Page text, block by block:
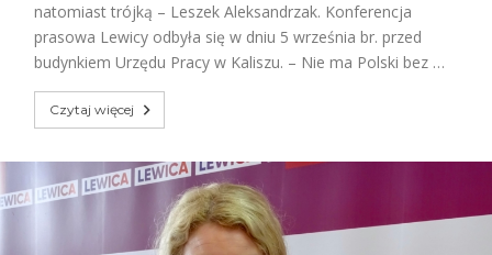
natomiast trójką – Leszek Aleksandrzak. Konferencja
prasowa Lewicy odbyła się w dniu 5 września br. przed
budynkiem Urzędu Pracy w Kaliszu. – Nie ma Polski bez …
Czytaj więcej